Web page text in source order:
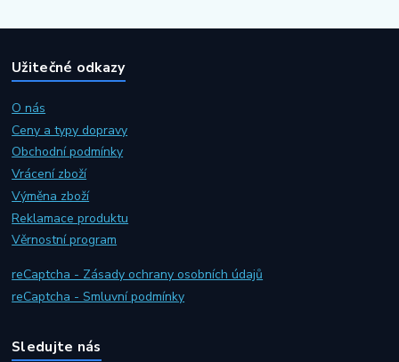
Užitečné odkazy
O nás
Ceny a typy dopravy
Obchodní podmínky
Vrácení zboží
Výměna zboží
Reklamace produktu
Věrnostní program
reCaptcha - Zásady ochrany osobních údajů
reCaptcha - Smluvní podmínky
Sledujte nás